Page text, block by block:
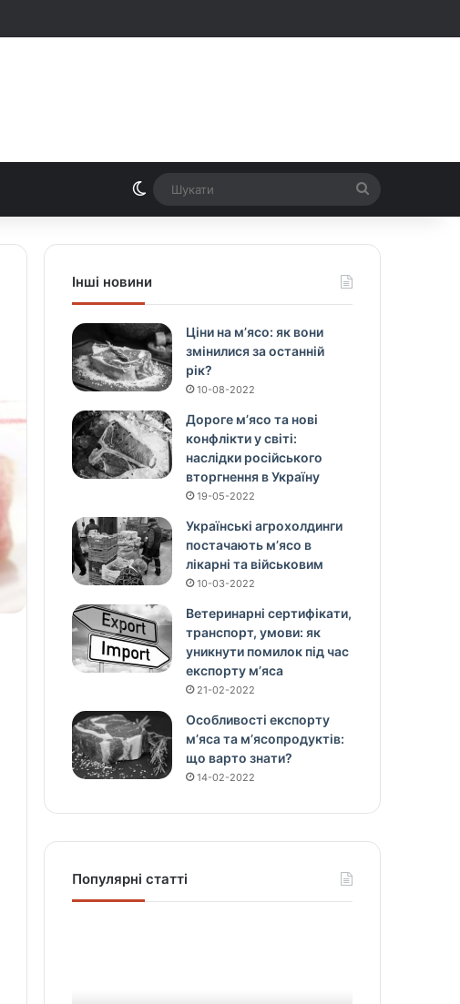
Switch skin
Інші новини
Ціни на м’ясо: як вони
змінилися за останній
рік?
10-08-2022
Дороге м’ясо та нові
конфлікти у світі:
наслідки російського
вторгнення в Україну
19-05-2022
Українські агрохолдинги
постачають м’ясо в
лікарні та військовим
10-03-2022
Ветеринарні сертифікати,
транспорт, умови: як
уникнути помилок під час
експорту м’яса
21-02-2022
Особливості експорту
м’яса та м’ясопродуктів:
що варто знати?
14-02-2022
Популярні статті